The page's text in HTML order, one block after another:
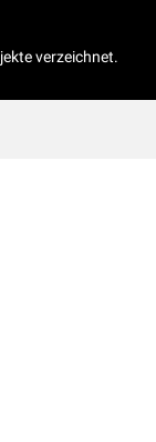
verzeichnet.